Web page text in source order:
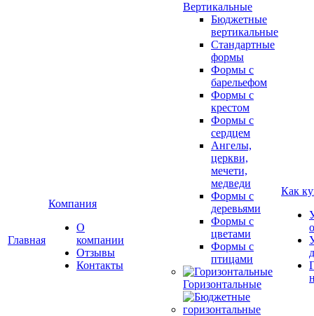
Главная
Компания
О
компании
Отзывы
Контакты
Вертикальные
Бюджетные
вертикальные
Стандартные
формы
Формы с
барельефом
Формы с
крестом
Формы с
сердцем
Ангелы,
церкви,
мечети,
медведи
Формы с
деревьями
Формы с
цветами
Формы с
птицами
Горизонтальные
Как